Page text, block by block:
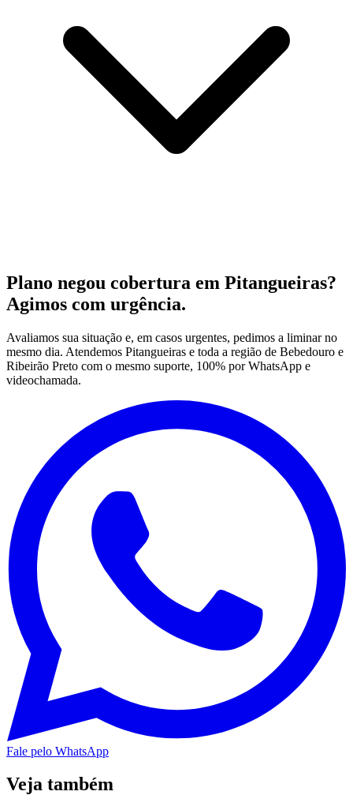
Plano negou cobertura em Pitangueiras?
Agimos com urgência.
Avaliamos sua situação e, em casos urgentes, pedimos a liminar no
mesmo dia. Atendemos Pitangueiras e toda a região de Bebedouro e
Ribeirão Preto com o mesmo suporte, 100% por WhatsApp e
videochamada.
Fale pelo WhatsApp
Veja também